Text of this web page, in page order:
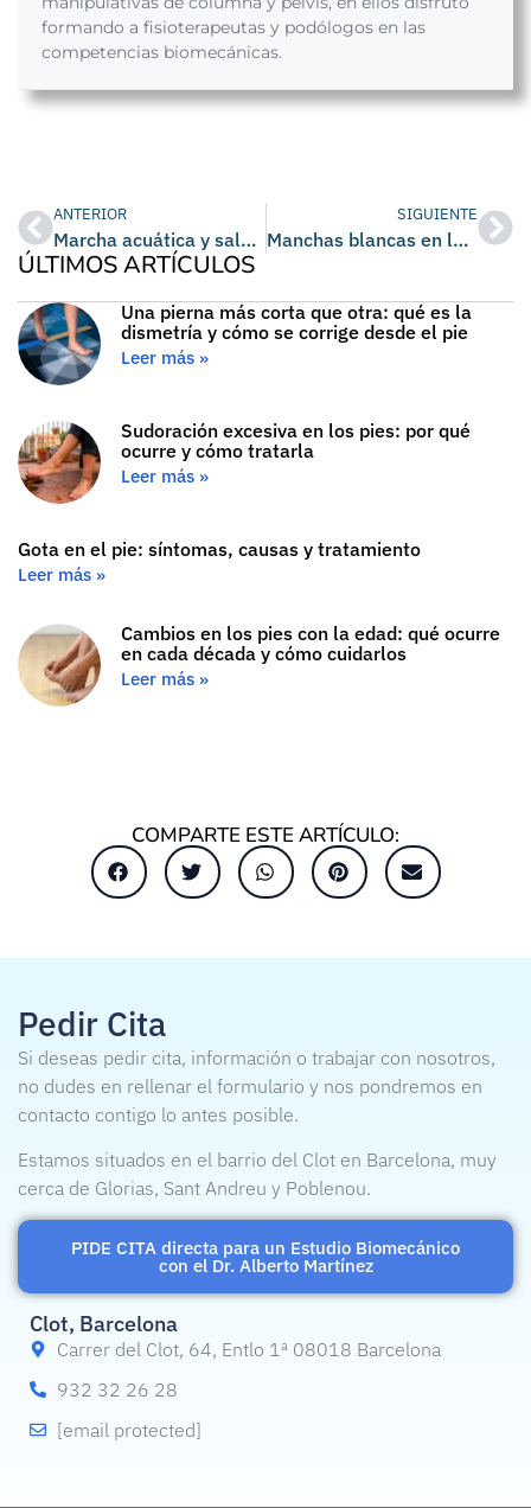
formando a fisioterapeutas y podólogos en las
competencias biomecánicas.
ANTERIOR
Marcha acuática y salud del pie: beneficios, precauciones y calzado recomendado
SIGUIENTE
Manchas blancas en las uñas del pie: causas, tratamiento y prevención
ÚLTIMOS ARTÍCULOS
Una pierna más corta que otra: qué es la
dismetría y cómo se corrige desde el pie
Leer más »
Sudoración excesiva en los pies: por qué
ocurre y cómo tratarla
Leer más »
Gota en el pie: síntomas, causas y tratamiento
Leer más »
Cambios en los pies con la edad: qué ocurre
en cada década y cómo cuidarlos
Leer más »
COMPARTE ESTE ARTÍCULO:
Pedir Cita
Si deseas pedir cita, información o trabajar con nosotros,
no dudes en rellenar el formulario y nos pondremos en
contacto contigo lo antes posible.
Estamos situados en el barrio del Clot en Barcelona, muy
cerca de Glorias, Sant Andreu y Poblenou.
PIDE CITA directa para un Estudio Biomecánico
con el Dr. Alberto Martínez
Clot, Barcelona
Carrer del Clot, 64, Entlo 1ª 08018 Barcelona
932 32 26 28
[email protected]